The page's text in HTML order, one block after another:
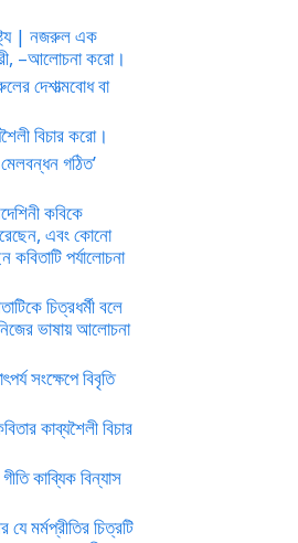
| নজরুল এক
–আলোচনা করো।
দেশাত্মবোধ বা
বিচার করো।
মেলবন্ধন গঠিত’
কবিকে
এবং কোনো
কবিতাটি পর্যালোচনা
চিত্রধর্মী বলে
ভাষায় আলোচনা
সংক্ষেপে বিবৃতি
কাব্যশৈলী বিচার
কাব্যিক বিন্যাস
যে মর্মপ্রীতির চিত্রটি